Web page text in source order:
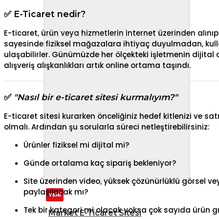
YENİ
Market E-Ticaret Sitesi
✅ E-Ticaret nedir?
E-ticaret, ürün veya hizmetlerin internet üzerinden
sayesinde fiziksel mağazalara ihtiyaç duyulmadan,
ulaşabilirler. Günümüzde her ölçekteki işletmenin dijital
alışveriş alışkanlıkları artık online ortama taşındı.
✅ "Nasıl bir e-ticaret sitesi kurmalıyım?"
E-ticaret sitesi kurarken önceliğiniz hedef kitlenizi ve
olmalı. Ardından şu sorularla süreci netleştirebilirsiniz:
Ürünler fiziksel mi dijital mi?
Günde ortalama kaç sipariş bekleniyor?
Site üzerinden video, yüksek çözünürlüklü görsel
paylaşılacak mı?
Tek bir kategori mi olacak yoksa çok sayıda ürün